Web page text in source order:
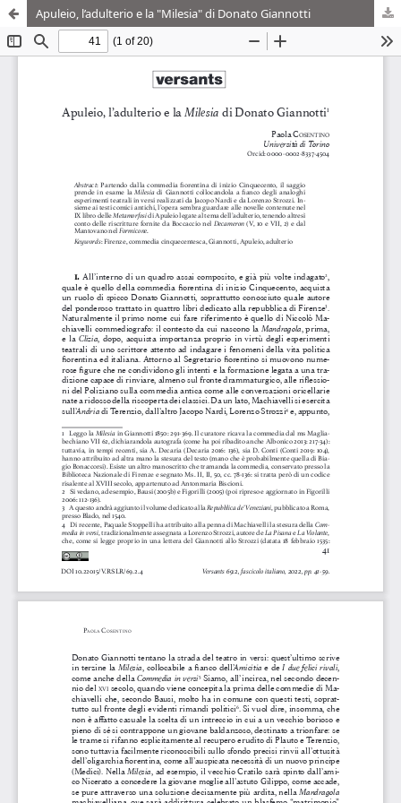
Apuleio, l’adulterio e la "Milesia" di Donato Giannotti